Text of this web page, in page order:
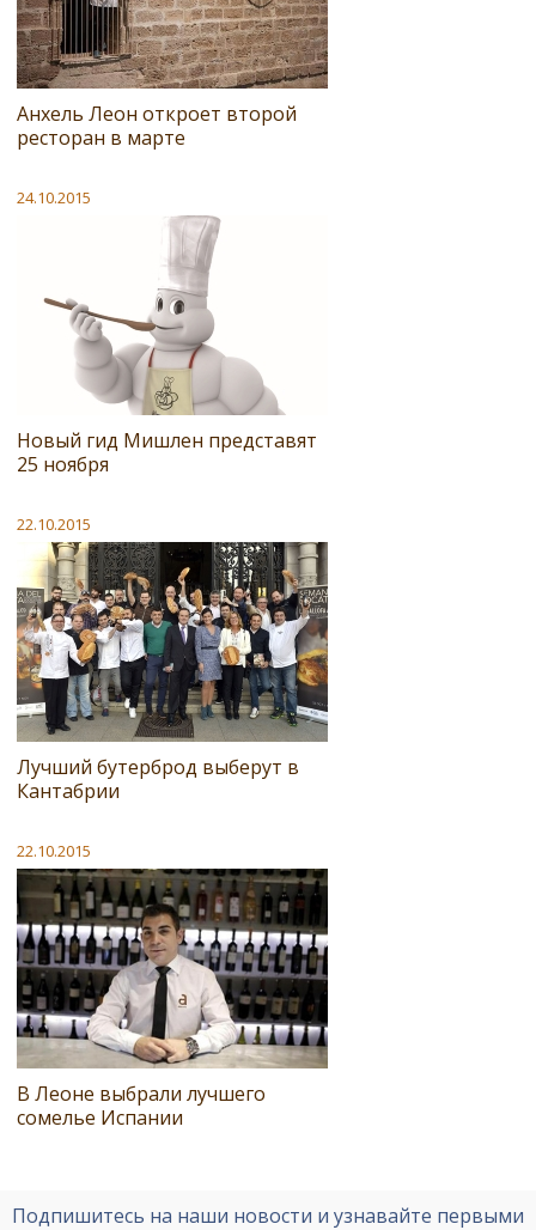
Анхель Леон откроет второй
ресторан в марте
24.10.2015
Новый гид Мишлен представят
25 ноября
22.10.2015
Лучший бутерброд выберут в
Кантабрии
22.10.2015
В Леоне выбрали лучшего
сомелье Испании
Подпишитесь на наши новости и узнавайте первыми